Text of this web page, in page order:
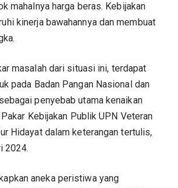
mahalnya harga beras. Kebijakan
kinerja bawahannya dan membuat
masalah dari situasi ini, terdapat
pada Badan Pangan Nasional dan
penyebab utama kenaikan
Pakar Kebijakan Publik UPN Veteran
Hidayat dalam keterangan tertulis,
2024.
aneka peristiwa yang